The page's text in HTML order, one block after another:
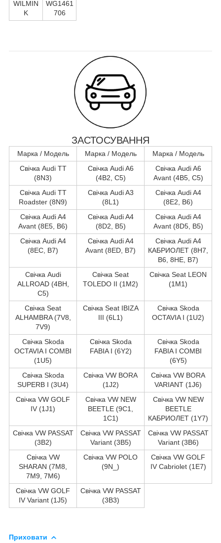
WILMIN
K
WG1461
706
ЗАСТОСУВАННЯ
Марка / Модель Марка / Модель
Марка / Модель
Свічка Audi TT
(8N3)
Свічка Audi A6
(4B2, C5)
Свічка Audi A6
Avant (4B5, C5)
Свічка Audi TT
Roadster (8N9)
Свічка Audi A3
(8L1)
Свічка Audi A4
(8E2, B6)
Свічка Audi A4
Avant (8E5, B6)
Свічка Audi A4
(8D2, B5)
Свічка Audi A4
Avant (8D5, B5)
Свічка Audi A4
(8EC, B7)
Свічка Audi A4
Avant (8ED, B7)
Свічка Audi A4
КАБРИОЛЕТ (8H7,
B6, 8HE, B7)
Свічка Audi
ALLROAD (4BH,
C5)
Свічка Seat
TOLEDO II (1M2)
Свічка Seat LEON
(1M1)
Свічка Seat
ALHAMBRA (7V8,
7V9)
Свічка Seat IBIZA
III (6L1)
Свічка Skoda
OCTAVIA I (1U2)
Свічка Skoda
OCTAVIA I COMBI
(1U5)
Свічка Skoda
FABIA I (6Y2)
Свічка Skoda
FABIA I COMBI
(6Y5)
Свічка Skoda
SUPERB I (3U4)
Свічка VW BORA
(1J2)
Свічка VW BORA
VARIANT (1J6)
Свічка VW GOLF
IV (1J1)
Свічка VW NEW
BEETLE (9C1,
1C1)
Свічка VW NEW
BEETLE
КАБРИОЛЕТ (1Y7)
Свічка VW PASSAT
(3B2)
Свічка VW PASSAT
Variant (3B5)
Свічка VW PASSAT
Variant (3B6)
Свічка VW
SHARAN (7M8,
7M9, 7M6)
Свічка VW POLO
(9N_)
Свічка VW GOLF
IV Cabriolet (1E7)
Свічка VW GOLF
IV Variant (1J5)
Свічка VW PASSAT
(3B3)
Приховати